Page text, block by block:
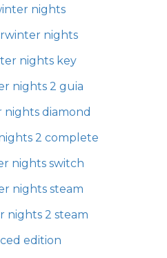
nights
nights
nights key
nights 2 guia
diamond
2 complete
nights switch
nights steam
nights 2 steam
edition